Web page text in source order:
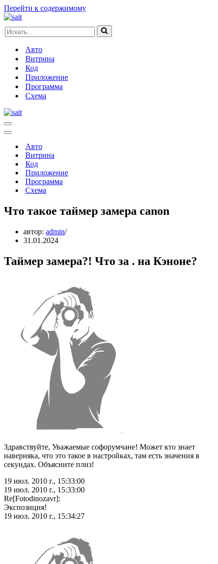
Перейти к содержимому
Искать...
Авто
Витрина
Код
Приложение
Программа
Схема
Меню
навигации
Меню
навигацииАвто
Витрина
Код
Приложение
Программа
Схема
Что такое таймер замера canon
автор: admin
31.01.2024
Таймер замера?! Что за . на Кэноне?
Здравствуйте, Уважаемые софорумчане! Может кто знает
наверняка, что это такое в настройках, там есть значения в
секундах. Объясните плиз!
19 июл. 2010 г., 15:33:00
19 июл. 2010 г., 15:33:00
Re[Fotodinozavr]:
Экспозиция!
19 июл. 2010 г., 15:34:27